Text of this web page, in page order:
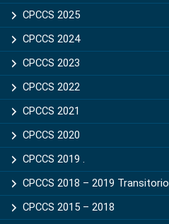
CPCCS 2025
CPCCS 2024
CPCCS 2023
CPCCS 2022
CPCCS 2021
CPCCS 2020
CPCCS 2019 .
CPCCS 2018 – 2019 Transitorio
CPCCS 2015 – 2018